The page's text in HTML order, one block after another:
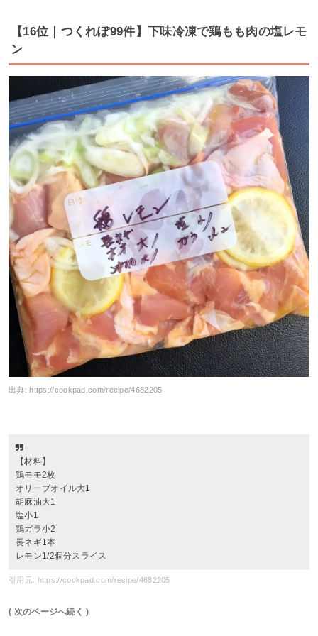
【16位｜つくれぽ99件】下味冷凍で鶏もも肉の塩レモ
ン
出典:https://cookpad.com/recipe/4682205
【材料】
鶏モモ2枚
オリーブオイル大1
胡麻油大1
塩小1
鶏ガラ小2
長ネギ1本
レモン1/2個分スライス
引用元: https://cookpad.com/recipe/4682205
( 次のページへ続く )